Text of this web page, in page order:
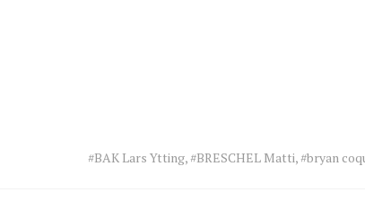
Tags
#BAK Lars Ytting,#BRESCHEL Matti,#bryan